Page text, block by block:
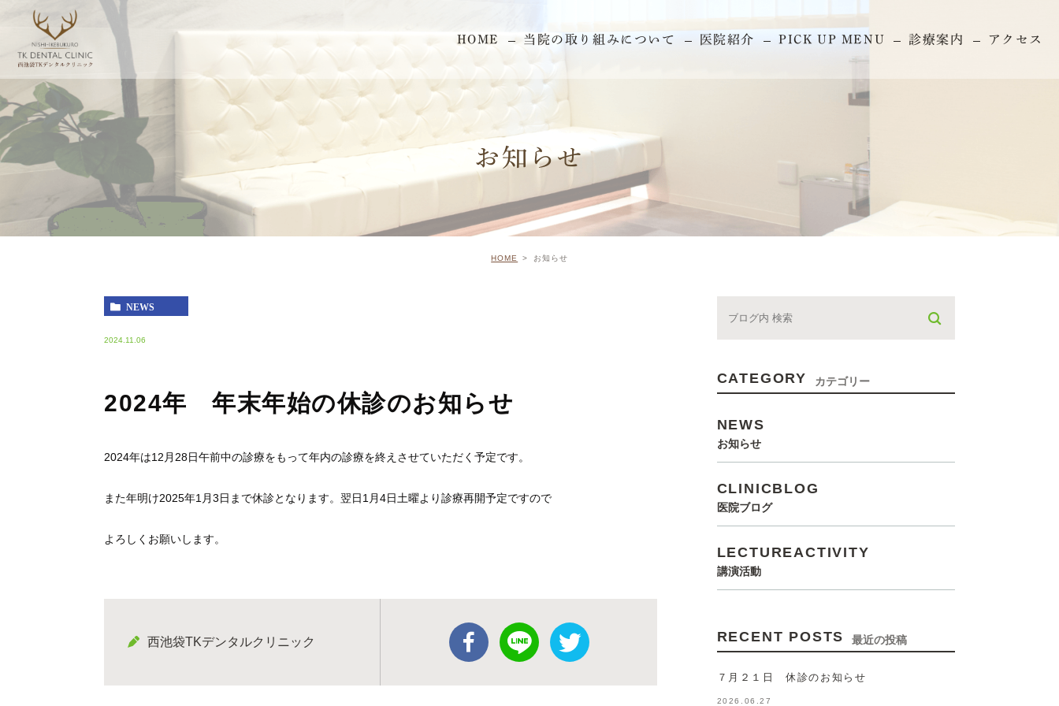
HOME 当院の取り組みについて 医院紹介 PICK UP MENU 診療案内
一般歯科
アクセス
お知らせ
HOME お知らせ
NEWS
2024.11.06
2024年 年末年始の休診のお知らせ
2024年は12月28日午前中の診療をもって年内の診療を終えさせていただく予定です。
また年明け2025年1月3日まで休診となります。翌日1月4日土曜より診療再開予定ですので
よろしくお願いします。
西池袋TKデンタルクリニック
CATEGORY カテゴリー
NEWS
お知らせ
CLINICBLOG
医院ブログ
LECTUREACTIVITY
講演活動
RECENT POSTS 最近の投稿
７月２１日 休診のお知らせ
2026.06.27